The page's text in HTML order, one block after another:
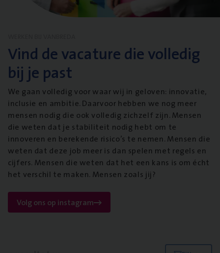
Vind de vacature die volledig
bij je past
We gaan volledig voor waar wij in geloven: innovatie,
inclusie en ambitie. Daarvoor hebben we nog meer
mensen nodig die ook volledig zichzelf zijn. Mensen
die weten dat je stabiliteit nodig hebt om te
innoveren en berekende risico’s te nemen. Mensen die
weten dat deze job meer is dan spelen met regels en
cijfers. Mensen die weten dat het een kans is om écht
het verschil te maken. Mensen zoals jij?
Volg ons op instagram